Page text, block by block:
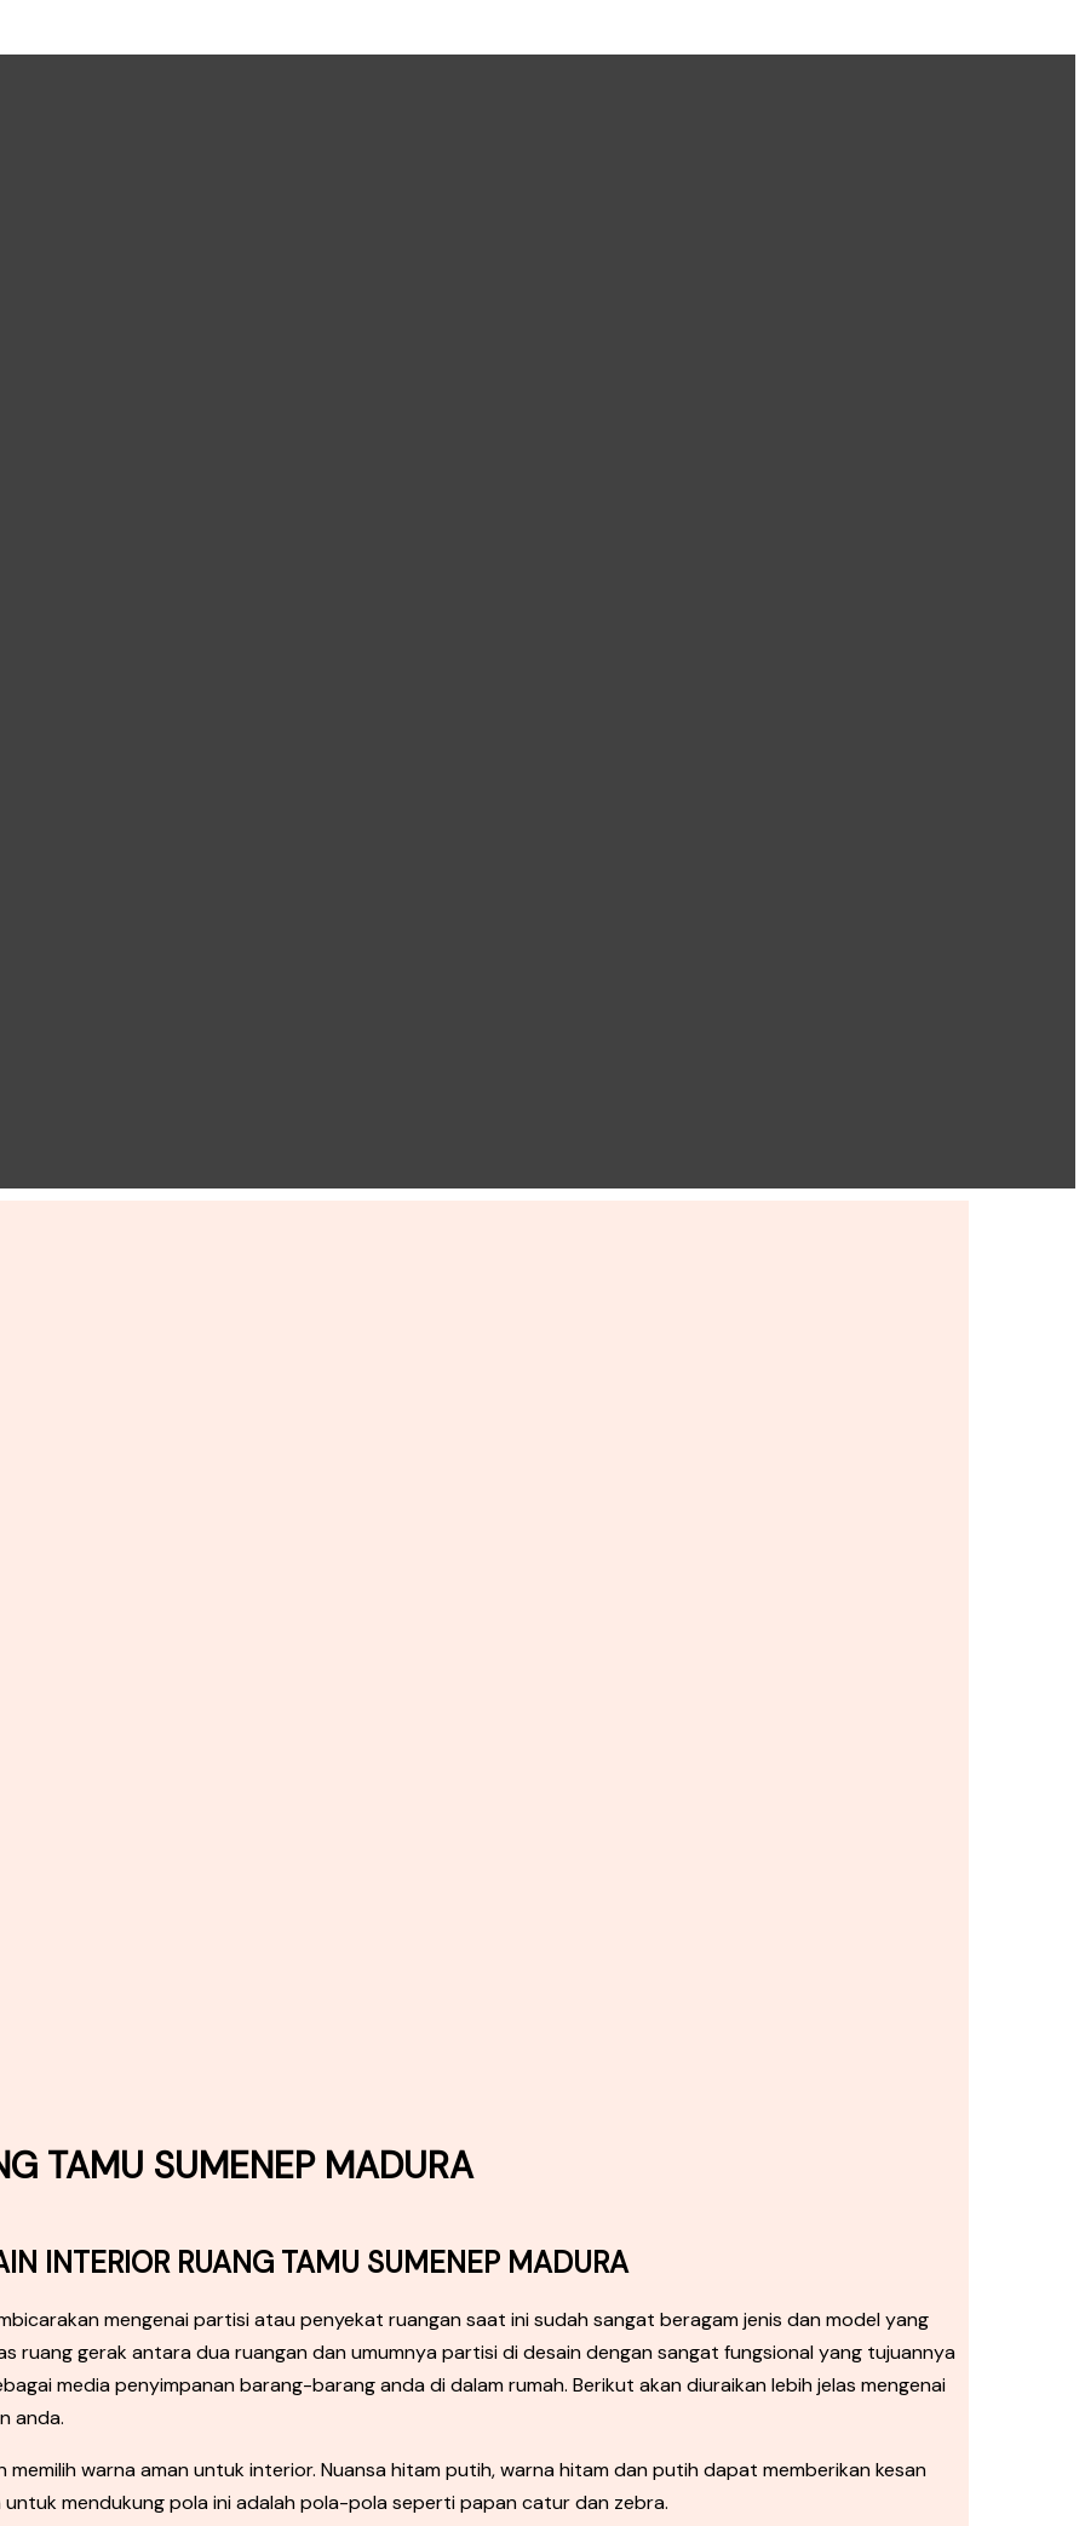
TAMU SUMENEP MADURA
INTERIOR RUANG TAMU SUMENEP MADURA
mengenai partisi atau penyekat ruangan saat ini sudah sangat beragam jenis dan model yang
gerak antara dua ruangan dan umumnya partisi di desain dengan sangat fungsional yang tujuannya
media penyimpanan barang-barang anda di dalam rumah. Berikut akan diuraikan lebih jelas mengenai
anda.
warna aman untuk interior. Nuansa hitam putih, warna hitam dan putih dapat memberikan kesan
mendukung pola ini adalah pola-pola seperti papan catur dan zebra.